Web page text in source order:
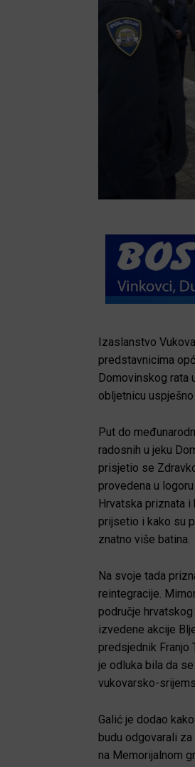
Izaslanstvo
predstavnicima
Domovinskog rata
obljetnicu
Put do
radosnih u jeku
prisjetio se
provedena u
Hrvatska priznata
prijsetio i kako su
znatno više batina.
Na svoje tada
reintegracije.
područje
izvedene akcije
predsjednik Franjo
je odluka bila da
vukovarsko-
Galić je dodao
budu odgovarali
na Memorijalnom